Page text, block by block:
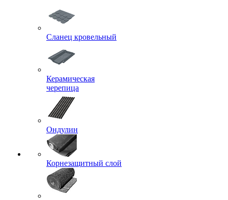
Сланец кровельный
Керамическая
черепица
Ондулин
Корнезащитный слой